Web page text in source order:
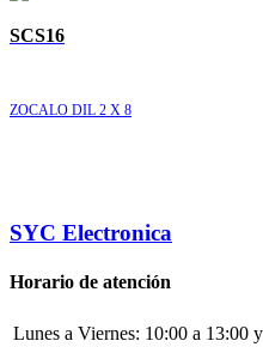
SCS16
ZOCALO DIL 2 X 8
SYC Electronica
Horario de atención
Lunes a Viernes: 10:00 a 13:00